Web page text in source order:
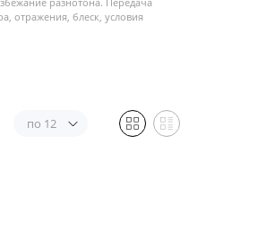
отражения, блеск, условия
по 12